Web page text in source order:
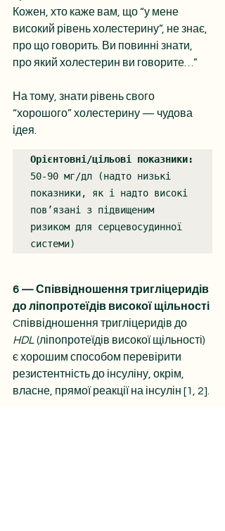
Кожен, хто каже вам, що “у мене
високий рівень холестерину”, не знає,
про що говорить. Ви повинні знати,
про який холестерин ви говорите…”
На тому, знати рівень свого
“хорошого” холестерину — чудова
ідея.
Орієнтовні/цільові показники:
50-90 мг/дл (надто низькі
показники, як і надто високі
пов’язані з підвищеним
ризиком для серцевосудинної
системи)
6 — Співвідношення тригліцеридів
до ліпопротеїдів високої щільності
Cпіввідношення тригліцеридів до
HDL (ліпопротеїдів високої щільності)
є хорошим способом перевірити
резистентність до інсуліну, окрім,
власне, прямої реакції на інсулін [1, 2].